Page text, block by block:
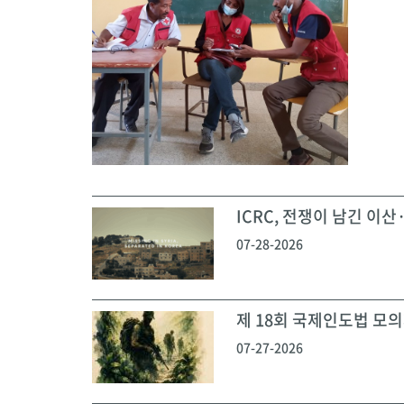
ICRC, 전쟁이 남긴 이산
07-28-2026
제 18회 국제인도법 모
07-27-2026